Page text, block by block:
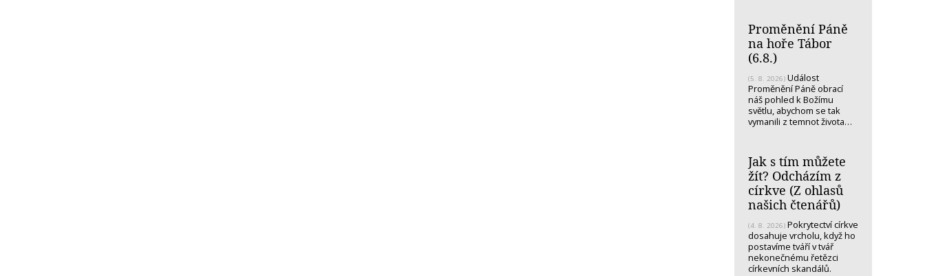
Proměnění Páně
na hoře Tábor
(6.8.)
(5. 8. 2026) Událost
Proměnění Páně obrací
náš pohled k Božímu
světlu, abychom se tak
vymanili z temnot života…
Jak s tím můžete
žít? Odcházím z
církve (Z ohlasů
našich čtenářů)
(4. 8. 2026) Pokrytectví církve
dosahuje vrcholu, když ho
postavíme tváří v tvář
nekonečnému řetězci
církevních skandálů.